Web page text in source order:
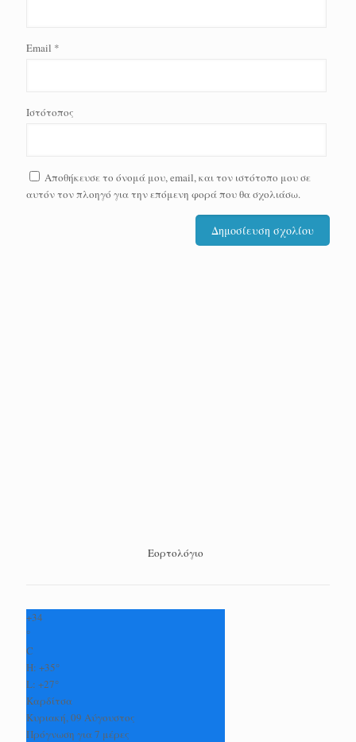
Email *
Ιστότοπος
Αποθήκευσε το όνομά μου, email, και τον ιστότοπο μου σε
αυτόν τον πλοηγό για την επόμενη φορά που θα σχολιάσω.
Εορτολόγιο
+34
°
C
H: +35°
L: +27°
Καρδίτσα
Κυριακή, 09 Αύγουστος
Πρόγνωση για 7 μέρες